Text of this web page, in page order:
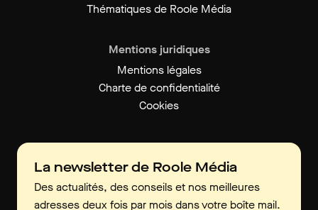
Thématiques de Roole Média
Mentions juridiques
Mentions légales
Charte de confidentialité
Cookies
La newsletter de Roole Média
Des actualités, des conseils et nos meilleures
adresses deux fois par mois dans votre boîte mail.